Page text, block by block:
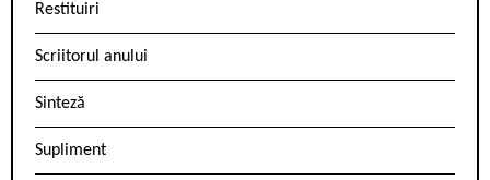
Restituiri
Scriitorul anului
Sinteză
Supliment